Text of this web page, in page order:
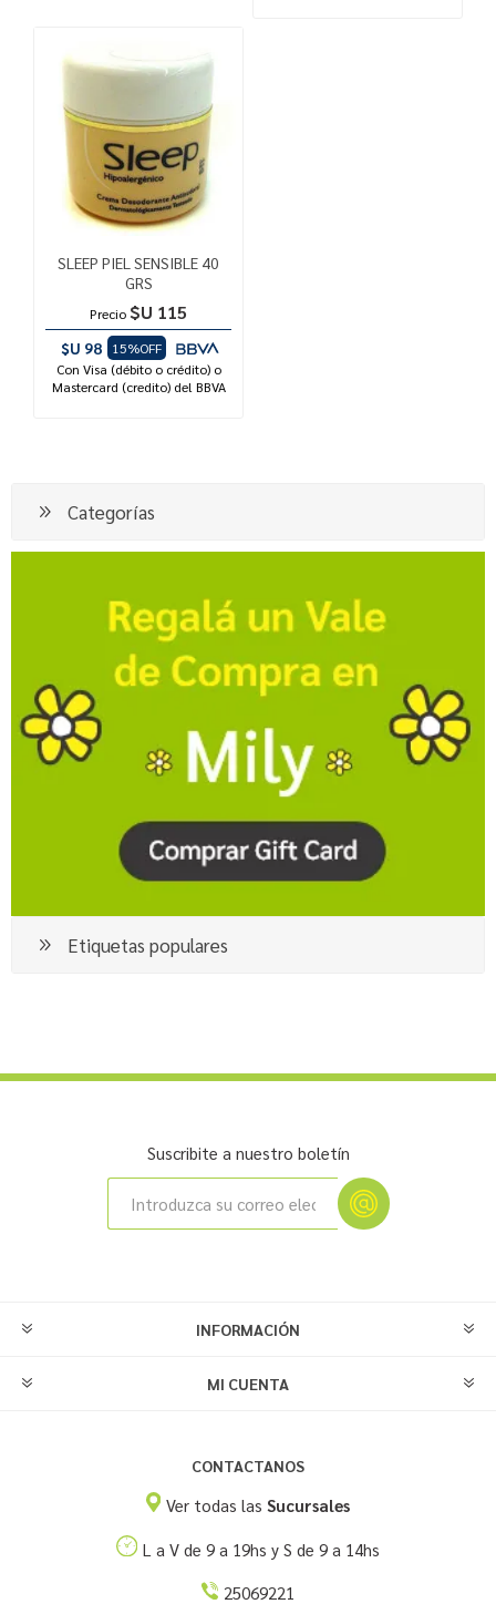
SLEEP PIEL SENSIBLE 40
GRS
Precio $U 115
$U 98
15%OFF
Con Visa (débito o crédito) o
Mastercard (credito) del BBVA
Categorías
Etiquetas populares
Suscribite a nuestro boletín
INFORMACIÓN
MI CUENTA
CONTACTANOS
Ver todas lasSucursales
L a V de 9 a 19hs y S de 9 a 14hs
25069221